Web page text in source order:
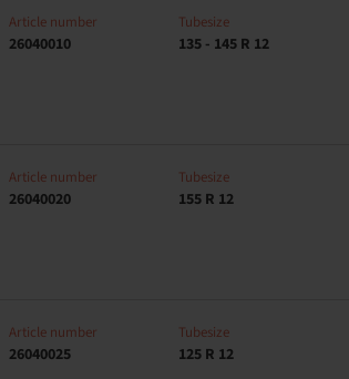
Article number
26040010
Tubesize
135 - 145 R 12
Article number
26040020
Tubesize
155 R 12
Article number
26040025
Tubesize
125 R 12